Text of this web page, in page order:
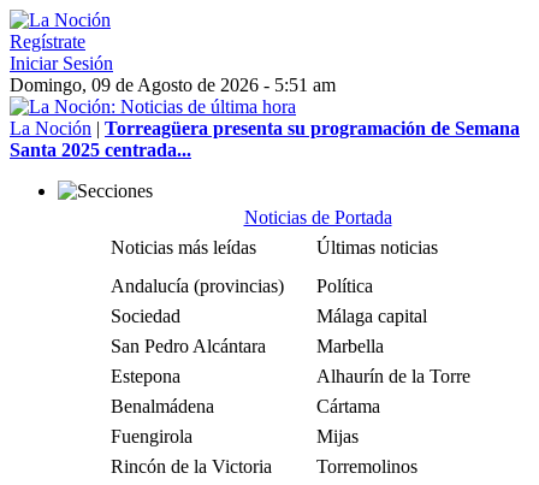
Regístrate
Iniciar Sesión
Domingo, 09 de Agosto de 2026 - 5:51 am
La Noción | Torreagüera presenta su programación de Semana
Santa 2025 centrada...
Noticias de Portada
Noticias más leídas
Últimas noticias
Andalucía (provincias)
Política
Sociedad
Málaga capital
San Pedro Alcántara
Marbella
Estepona
Alhaurín de la Torre
Benalmádena
Cártama
Fuengirola
Mijas
Rincón de la Victoria
Torremolinos